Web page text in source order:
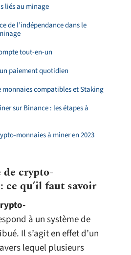
liés au minage
de l’indépendance dans le
tout-en-un
paiement quotidien
monnaies compatibles et Staking
sur Binance : les étapes à
monnaies à miner en 2023
de crypto-
ce qu’il faut savoir
à un système de
Il s’agit en effet d’un
lequel plusieurs